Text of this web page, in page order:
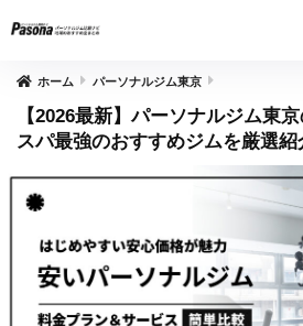
ホーム パーソナルジム東京
【2026最新】パーソナルジム東
スパ最強のおすすめジムを厳選紹